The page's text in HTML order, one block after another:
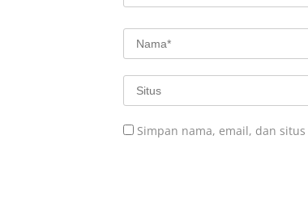
Simpan nama, email, dan